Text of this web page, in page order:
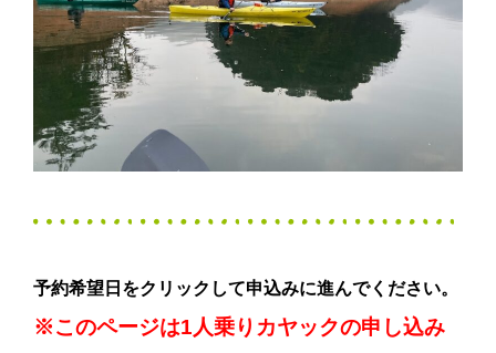
予約希望日をクリックして申込みに進んでください。
※このページは1人乗りカヤックの申し込み